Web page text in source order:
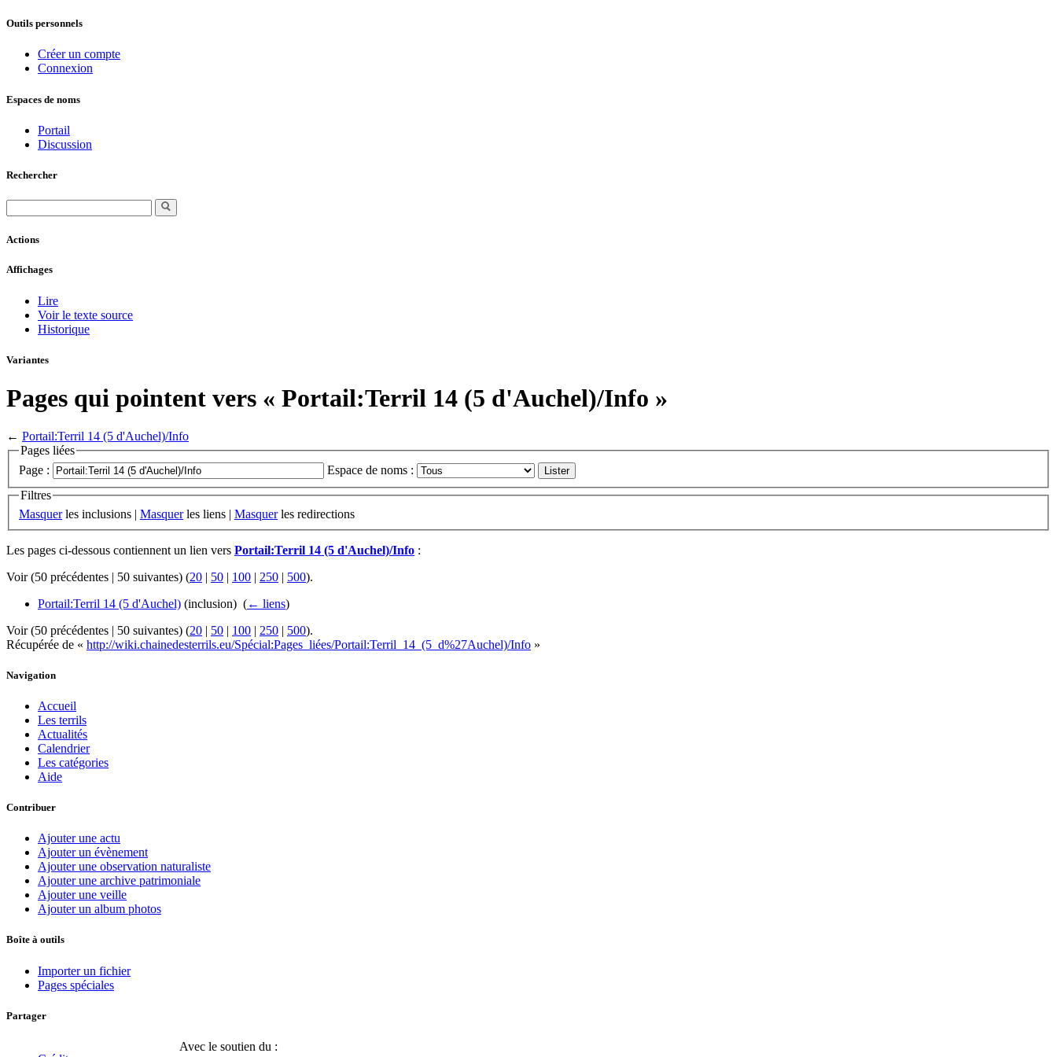
Outils personnels
Créer un compte
Connexion
Espaces de noms
Portail
Discussion
Rechercher
Actions
Affichages
Lire
Voir le texte source
Historique
Variantes
Pages qui pointent vers « Portail:Terril 14 (5 d'Auchel)/Info »
← Portail:Terril 14 (5 d'Auchel)/Info
Pages liées
Page :
Espace de noms :
Filtres
Masquerles inclusions | Masquerles liens | Masquerles redirections
Les pages ci-dessous contiennent un lien vers Portail:Terril 14 (5 d'Auchel)/Info :
Voir (50 précédentes | 50 suivantes) (20 | 50 | 100 | 250 | 500).
Portail:Terril 14 (5 d'Auchel) (inclusion) ‎ (← liens)
Voir (50 précédentes | 50 suivantes) (20 | 50 | 100 | 250 | 500).
Récupérée de « http://wiki.chainedesterrils.eu/Spécial:Pages_liées/Portail:Terril_14_(5_d%27Auchel)/Info »
Navigation
Accueil
Les terrils
Actualités
Calendrier
Les catégories
Aide
Contribuer
Ajouter une actu
Ajouter un évènement
Ajouter une observation naturaliste
Ajouter une archive patrimoniale
Ajouter une veille
Ajouter un album photos
Boîte à outils
Importer un fichier
Pages spéciales
Partager
Avec le soutien du :